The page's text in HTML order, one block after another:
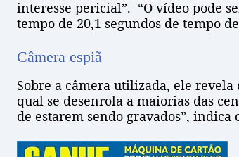
interesse pericial”. “O vídeo pode
tempo de 20,1 segundos de tempo
Câmera espiã
Sobre a câmera utilizada, ele
qual se desenrola a maiorias das
de estarem sendo gravados”, indica